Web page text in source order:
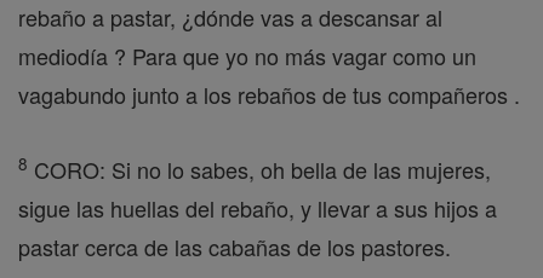
rebaño a pastar, ¿dónde vas a descansar al
mediodía ? Para que yo no más vagar como un
vagabundo junto a los rebaños de tus compañeros .
8 CORO: Si no lo sabes, oh bella de las mujeres,
sigue las huellas del rebaño, y llevar a sus hijos a
pastar cerca de las cabañas de los pastores.